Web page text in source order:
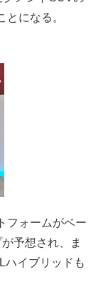
になる。
フォームがベー
予想され、ま
ハイブリッドも